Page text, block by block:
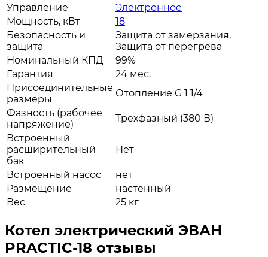
Управление
Электронное
Мощность, кВт
18
Безопасность и
защита
Защита от замерзания,
Защита от перегрева
Номинальный КПД
99%
Гарантия
24 мес.
Присоединительные
размеры
Отопление G 1 1/4
Фазность (рабочее
напряжение)
Трехфазный (380 В)
Встроенный
расширительный
бак
Нет
Встроенный насос
нет
Размещение
настенный
Вес
25 кг
Котел электрический ЭВАН
PRACTIC-18 отзывы